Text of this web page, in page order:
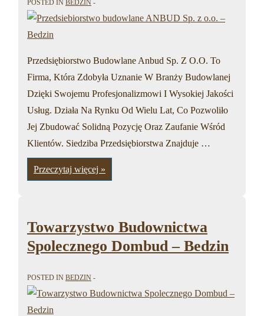
POSTED IN BEDZIN
Przedsiębiorstwo Budowlane Anbud Sp. Z O.O. To
Firma, Która Zdobyła Uznanie W Branży Budowlanej
Dzięki Swojemu Profesjonalizmowi I Wysokiej Jakości
Usług. Działa Na Rynku Od Wielu Lat, Co Pozwoliło
Jej Zbudować Solidną Pozycję Oraz Zaufanie Wśród
Klientów. Siedziba Przedsiębiorstwa Znajduje …
Przedsiebiorstwo
budowlane
–
Bedzin
Przeczytaj więcej »
Towarzystwo Budownictwa
Spolecznego Dombud – Bedzin
POSTED IN BEDZIN